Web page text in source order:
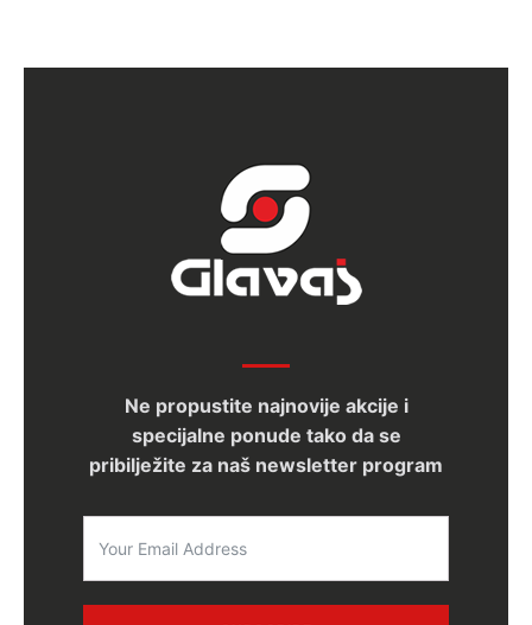
Ne propustite najnovije akcije i
specijalne ponude tako da se
pribilježite za naš newsletter program